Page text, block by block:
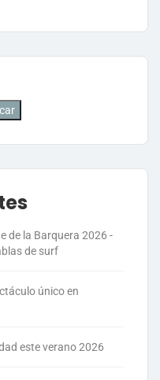
de la Barquera 2026 -
de surf
único en
este verano 2026